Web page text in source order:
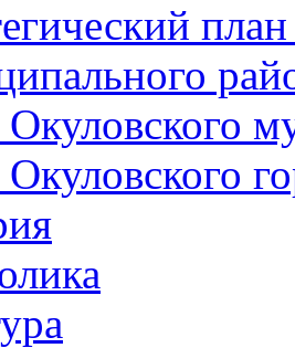
Окуловского
Окуловского